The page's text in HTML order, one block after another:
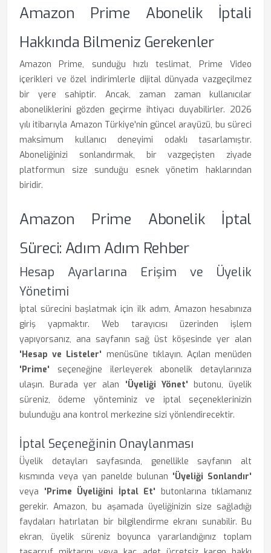
Amazon Prime Abonelik İptali
Hakkında Bilmeniz Gerekenler
Amazon Prime, sunduğu hızlı teslimat, Prime Video
içerikleri ve özel indirimlerle dijital dünyada vazgeçilmez
bir yere sahiptir. Ancak, zaman zaman kullanıcılar
aboneliklerini gözden geçirme ihtiyacı duyabilirler. 2026
yılı itibarıyla Amazon Türkiye'nin güncel arayüzü, bu süreci
maksimum kullanıcı deneyimi odaklı tasarlamıştır.
Aboneliğinizi sonlandırmak, bir vazgeçişten ziyade
platformun size sunduğu esnek yönetim haklarından
biridir.
Amazon Prime Abonelik İptal
Süreci: Adım Adım Rehber
Hesap Ayarlarına Erişim ve Üyelik
Yönetimi
İptal sürecini başlatmak için ilk adım, Amazon hesabınıza
giriş yapmaktır. Web tarayıcısı üzerinden işlem
yapıyorsanız, ana sayfanın sağ üst köşesinde yer alan
'Hesap ve Listeler' menüsüne tıklayın. Açılan menüden
'Prime' seçeneğine ilerleyerek abonelik detaylarınıza
ulaşın. Burada yer alan 'Üyeliği Yönet' butonu, üyelik
süreniz, ödeme yönteminiz ve iptal seçeneklerinizin
bulunduğu ana kontrol merkezine sizi yönlendirecektir.
İptal Seçeneğinin Onaylanması
Üyelik detayları sayfasında, genellikle sayfanın alt
kısmında veya yan panelde bulunan 'Üyeliği Sonlandır'
veya 'Prime Üyeliğini İptal Et' butonlarına tıklamanız
gerekir. Amazon, bu aşamada üyeliğinizin size sağladığı
faydaları hatırlatan bir bilgilendirme ekranı sunabilir. Bu
ekran, üyelik süreniz boyunca yararlandığınız toplam